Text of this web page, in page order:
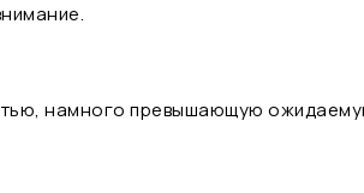
намного превышающую